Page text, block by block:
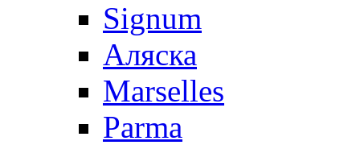
Signum
Аляска
Marselles
Parma